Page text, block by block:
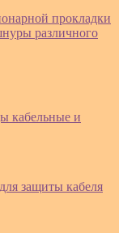
прокладки
различного
кабельные и
защиты кабеля